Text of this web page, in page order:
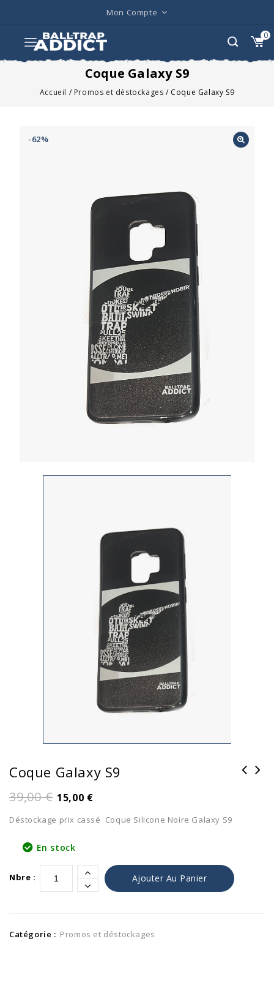
Mon Compte
0
Coque Galaxy S9
Accueil / Promos et déstockages / Coque Galaxy S9
-62%
Coque Galaxy S9
39,00€ 15,00 €
Déstockage prix cassé Coque Silicone Noire Galaxy S9
En stock
Nbre : Ajouter Au Panier
Catégorie : Promos et déstockages